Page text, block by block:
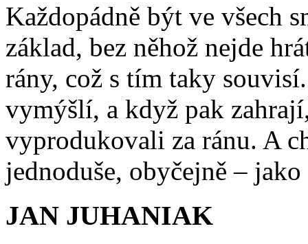
Každopádně být ve všech
základ, bez něhož nejde
rány, což s tím taky
vymýšlí, a když pak
vyprodukovali za ránu. A
jednoduše, obyčejně –
JAN JUHANIAK